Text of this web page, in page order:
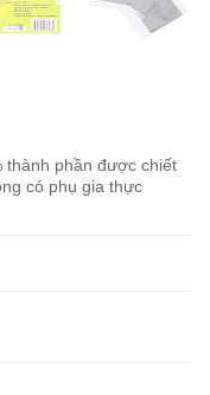
thành phần được chiết
có phụ gia thực